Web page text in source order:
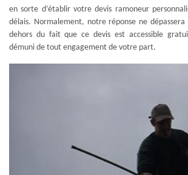
en sorte d’établir votre devis ramoneur
délais. Normalement, notre réponse ne dépassera
dehors du fait que ce devis est accessible
démuni de tout engagement de votre part.